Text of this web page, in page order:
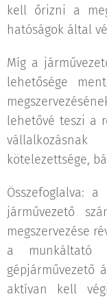
kell őrizni a
hatóságok által
Míg a
lehetősége
lehetővé teszi a
kötelezettsége,
Összefoglalva:
járművezető
megszervezése
a munkáltató
gépjárművezető
aktívan kell